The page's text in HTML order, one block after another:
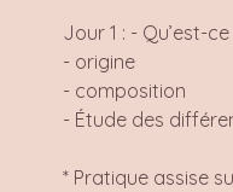
Jour 1 : - Qu’est-
- origine
- composition
- Étude des
* Pratique assise